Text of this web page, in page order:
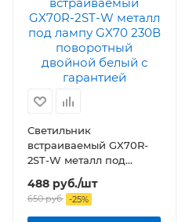
Светильник
встраиваемый GX70R-
2ST-W металл под
лампу GX70 230В
поворотный двойной
белый
488 руб./шт
650руб. -25%